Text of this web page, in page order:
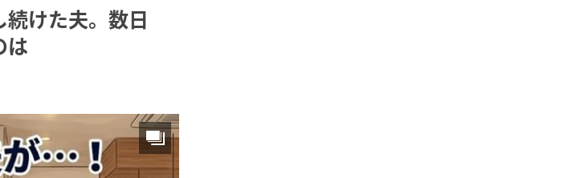
けた夫。数日
は